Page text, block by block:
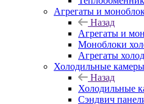
Агрегаты и
Назад
Агрегаты и
Моноблоки
Агрегаты
Холодильные
Назад
Холодильные
Сэндвич